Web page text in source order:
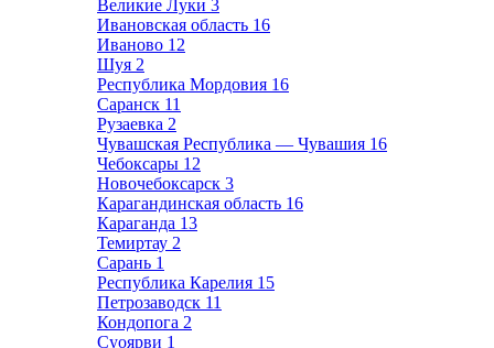
Великие Луки 3
Ивановская область 16
Иваново 12
Шуя 2
Республика Мордовия 16
Саранск 11
Рузаевка 2
Чувашская Республика — Чувашия 16
Чебоксары 12
Новочебоксарск 3
Карагандинская область 16
Караганда 13
Темиртау 2
Сарань 1
Республика Карелия 15
Петрозаводск 11
Кондопога 2
Суоярви 1